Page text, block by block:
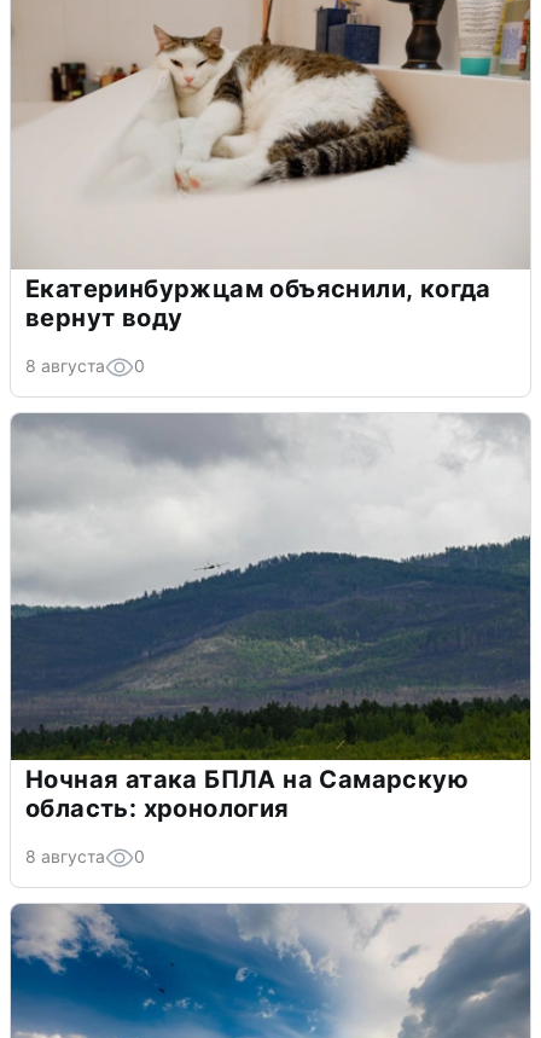
Екатеринбуржцам объяснили, когда
вернут воду
8 августа 0
Ночная атака БПЛА на Самарскую
область: хронология
8 августа 0